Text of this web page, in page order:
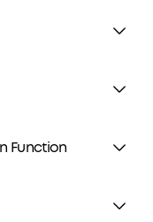
Function